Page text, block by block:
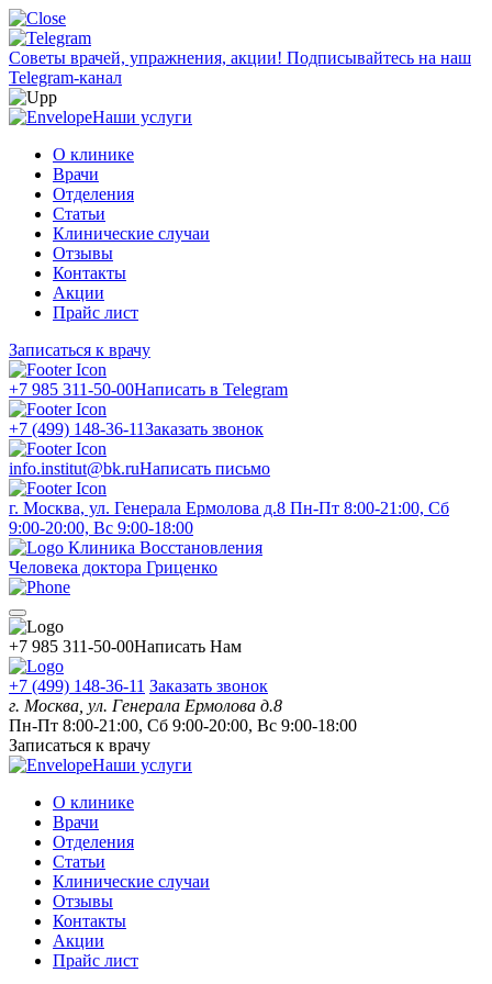
Советы врачей, упражнения, акции! Подписывайтесь на наш
Telegram-канал
Наши услуги
О клинике
Врачи
Отделения
Статьи
Клинические случаи
Отзывы
Контакты
Акции
Прайс лист
Записаться к врачу
+7 985 311-50-00Написать в Telegram
+7 (499) 148-36-11Заказать звонок
info.institut@bk.ruНаписать письмо
г. Москва, ул. Генерала Ермолова д.8 Пн-Пт 8:00-21:00, Сб
9:00-20:00, Вс 9:00-18:00
Клиника Восстановления
Человека доктора Гриценко
+7 985 311-50-00Написать Нам
+7 (499) 148-36-11 Заказать звонок
г. Москва, ул. Генерала Ермолова д.8
Пн-Пт 8:00-21:00, Сб 9:00-20:00, Вс 9:00-18:00
Записаться к врачу
Наши услуги
О клинике
Врачи
Отделения
Статьи
Клинические случаи
Отзывы
Контакты
Акции
Прайс лист